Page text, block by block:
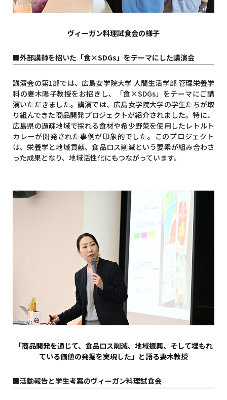
ヴィーガン料理試食会の様子
■外部講師を招いた「食×SDGs」をテーマにした講演会
講演会の第1部では、広島女学院大学 人間生活学部 管理栄養学
科の妻木陽子教授をお招きし、「食×SDGs」をテーマにご講
演いただきました。講演では、広島女学院大学の学生たちが取
り組んできた商品開発プロジェクトが紹介されました。特に、
広島県の過疎地域で採れる食材や希少野菜を使用したレトルト
カレーが開発された事例が印象的でした。このプロジェクト
は、栄養学と地域貢献、食品ロス削減という要素が組み合わさ
った成果となり、地域活性化にもつながっています。
「商品開発を通じて、食品ロス削減、地域振興、そして埋もれ
ている価値の発掘を実現した」と語る妻木教授
■活動報告と学生考案のヴィーガン料理試食会